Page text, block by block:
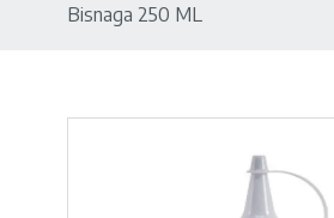
Bisnaga 250 ML